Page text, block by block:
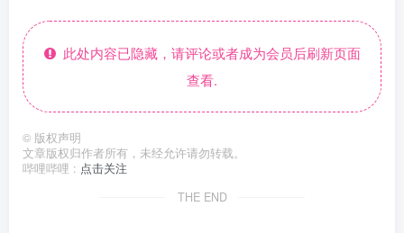
此处内容已隐藏，请评论或者成为会员后刷新页面
查看.
© 版权声明
文章版权归作者所有，未经允许请勿转载。
哔哩哔哩 : 点击关注
THE END